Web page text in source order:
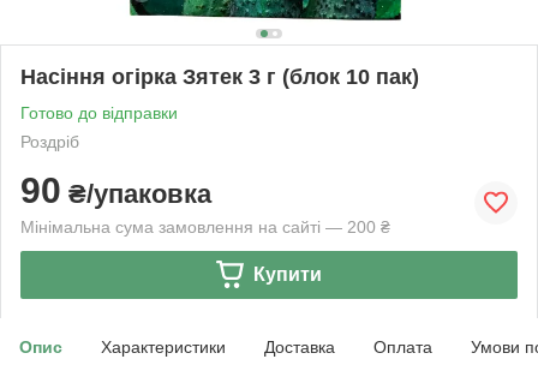
Насіння огірка Зятек 3 г (блок 10 пак)
Готово до відправки
Роздріб
90 ₴/упаковка
Мінімальна сума замовлення на сайті — 200 ₴
Купити
Опис Характеристики Доставка Оплата Умови